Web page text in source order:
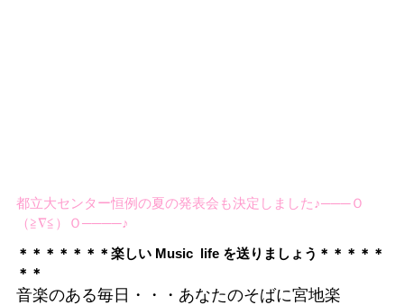
都立大センター恒例の夏の発表会も決定しました♪───Ｏ
（≧∇≦）Ｏ────♪
＊＊＊＊＊＊＊楽しい Music life を送りましょう＊＊＊＊＊
＊＊
音楽のある毎日・・・あなたのそばに宮地楽